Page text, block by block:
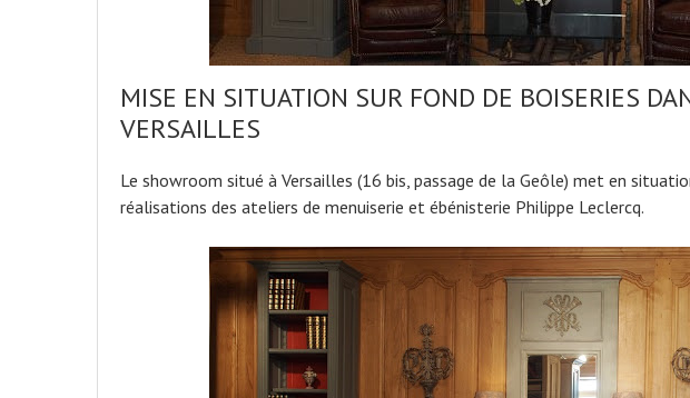
MISE EN SITUATION SUR FOND DE BOISERIES
VERSAILLES
Le showroom situé à Versailles (16 bis, passage de la Geôle) met en
réalisations des ateliers de menuiserie et ébénisterie Philippe Leclercq.